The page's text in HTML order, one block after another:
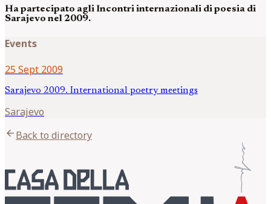
Ha partecipato agli Incontri internazionali di poesia di
Sarajevo nel 2009.
Events
25 Sept 2009
Sarajevo 2009. International poetry meetings
Sarajevo
arrow_backBack to directory